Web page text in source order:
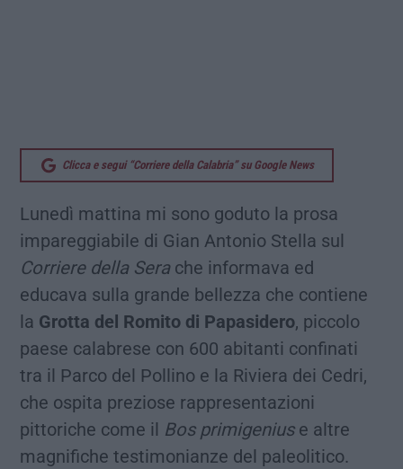
Clicca e segui “Corriere della Calabria” su Google News
Lunedì mattina mi sono goduto la prosa
impareggiabile di Gian Antonio Stella sul
Corriere della Sera che informava ed
educava sulla grande bellezza che contiene
la Grotta del Romito di Papasidero, piccolo
paese calabrese con 600 abitanti confinati
tra il Parco del Pollino e la Riviera dei Cedri,
che ospita preziose rappresentazioni
pittoriche come il Bos primigenius e altre
magnifiche testimonianze del paleolitico.